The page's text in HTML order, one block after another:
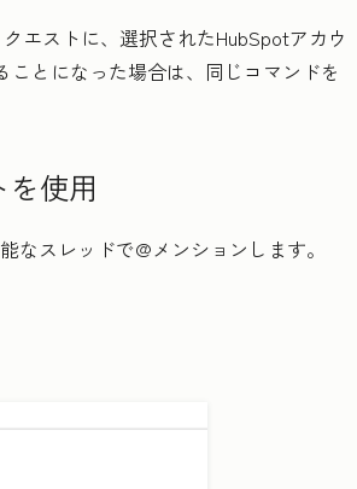
エストに、選択されたHubSpotアカウ
とになった場合は、同じコマンドを
を使用
なスレッドで@メンションします。